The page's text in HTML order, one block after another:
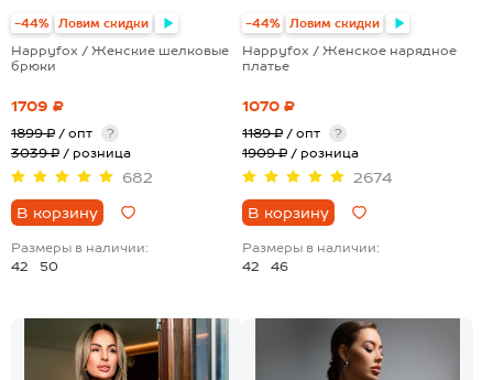
-44% Ловим скидки
Happyfox / Женские шелковые
брюки
1709 ₽
1899 ₽ / опт
?
3039 ₽ / розница
682
В корзину
Размеры в наличии:
42
50
-44% Ловим скидки
Happyfox / Женское нарядное
платье
1070 ₽
1189 ₽ / опт
?
1909 ₽ / розница
2674
В корзину
Размеры в наличии:
42
46